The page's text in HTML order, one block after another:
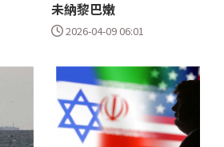
未納黎巴嫩
2026-04-09 06:01